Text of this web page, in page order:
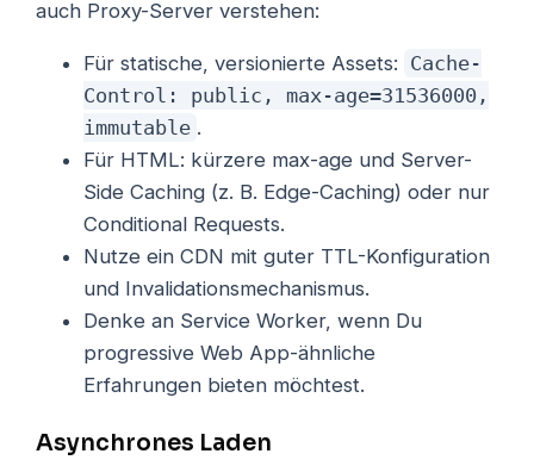
auch Proxy-Server verstehen:
Für statische, versionierte Assets: Cache-
Control: public, max-age=31536000,
immutable .
Für HTML: kürzere max-age und Server-
Side Caching (z. B. Edge-Caching) oder nur
Conditional Requests.
Nutze ein CDN mit guter TTL-Konfiguration
und Invalidationsmechanismus.
Denke an Service Worker, wenn Du
progressive Web App-ähnliche
Erfahrungen bieten möchtest.
Asynchrones Laden